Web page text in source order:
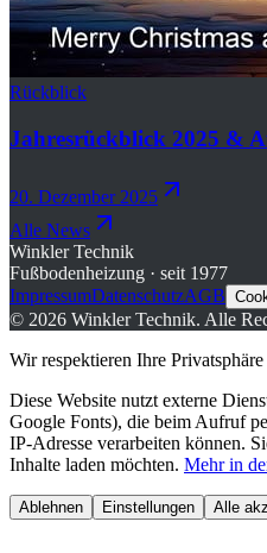
Rückblick
Jahresrückblick 2025 &
20. Dezember 2025
Alle News
Winkler Technik
Fußbodenheizung · seit 1977
ImpressumDatenschutzAGB
© 2026 Winkler Technik. Alle
Wir respektieren Ihre Privatsphäre
Diese Website nutzt externe
Google Fonts), die beim Aufruf
IP-Adresse verarbeiten können.
Inhalte laden möchten. Mehr in
Ablehnen Einstellungen Alle